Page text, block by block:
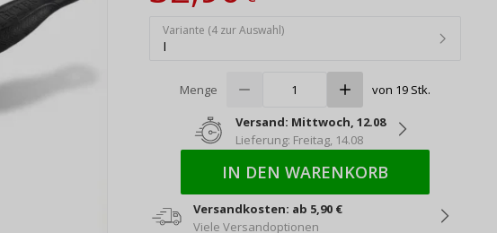
Variante (4 zur Auswahl)
I
Menge von 19 Stk.
Versand: Mittwoch, 12.08
Lieferung: Freitag, 14.08
IN DEN WARENKORB
Versandkosten: ab 5,90 €
Viele Versandoptionen